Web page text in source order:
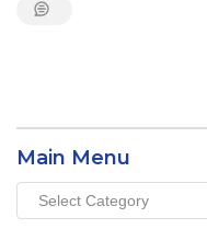
Main Menu
Main
Menu